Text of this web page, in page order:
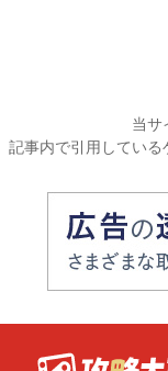
当サ
記事内で引用している